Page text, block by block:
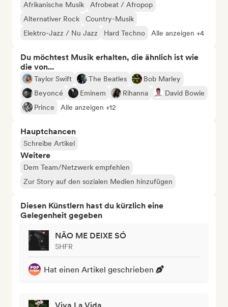
Afrikanische Musik
Afrobeat / Afropop
Alternativer Rock
Country-Musik
Elektro-Jazz / Nu Jazz
Hard Techno Alle anzeigen +4
Du möchtest Musik erhalten, die ähnlich ist wie
die von...
Taylor Swift The Beatles
Bob Marley
Beyoncé
Eminem Rihanna
David Bowie
Prince
Alle anzeigen +12
Hauptchancen
Schreibe Artikel
Weitere
Dem Team/Netzwerk empfehlen
Zur Story auf den sozialen Medien hinzufügen
Diesen Künstlern hast du kürzlich eine
Gelegenheit gegeben
NÃO ME DEIXE SÓ
SHFR
Hat einen Artikel geschrieben
Viva La Vida